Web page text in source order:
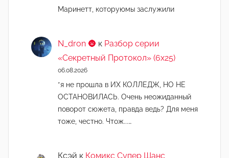
Маринетт, которуюмы заслужили
N_dron 🌚 к Разбор серии
«Секретный Протокол» (6х25)
06.08.2026
*я не прошла в ИХ КОЛЛЕДЖ, НО НЕ
ОСТАНОВИЛАСЬ. Очень неожиданный
поворот сюжета, правда ведь? Для меня
тоже, честно. Чтож...…
Ксэй к Комикс Супер Шанс